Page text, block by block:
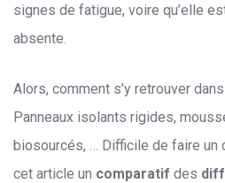
signes de fatigue, voire qu’elle
absente.
Alors, comment s’y retrouver
Panneaux isolants rigides,
biosourcés, … Difficile de faire un
cet article un comparatif des